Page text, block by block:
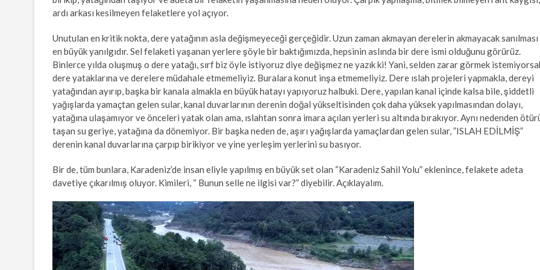
ardı arkası kesilmeyen felaketlere yol açıyor.
Unutulan en kritik nokta, dere yatağının asla değişmeyeceği gerçeğidir. Uzun zaman akmayan derelerin akmayacak sanılması
en büyük yanılgıdır. Sel felaketi yaşanan yerlere şöyle bir baktığımızda, hepsinin aslında bir dere ismi olduğunu görürüz.
Binlerce yılda oluşmuş o dere yatağı, sırf biz öyle istiyoruz diye değişmez ne yazık ki! Yani, selden zarar görmek
dere yataklarına ve derelere müdahale etmemeliyiz. Buralara konut inşa etmemeliyiz. Dere ıslah projeleri yapmakla, dereyi
yatağından ayırıp, başka bir kanala almakla en büyük hatayı yapıyoruz halbuki. Dere, yapılan kanal içinde kalsa bile, şiddetli
yağışlarda yamaçtan gelen sular, kanal duvarlarının derenin doğal yükseltisinden çok daha yüksek yapılmasından dolayı,
yatağına ulaşamıyor ve önceleri yatak olan ama, ıslahtan sonra imara açılan yerleri su altında bırakıyor. Aynı nedenden
taşan su geriye, yatağına da dönemiyor. Bir başka neden de, aşırı yağışlarda yamaçlardan gelen sular, ”ISLAH EDİLMİŞ”
derenin kanal duvarlarına çarpıp birikiyor ve yine yerleşim yerlerini su basıyor.
Bir de, tüm bunlara, Karadeniz’de insan eliyle yapılmış en büyük set olan “Karadeniz Sahil Yolu” eklenince, felakete adeta
davetiye çıkarılmış oluyor. Kimileri, “ Bunun selle ne ilgisi var?” diyebilir. Açıklayalım.